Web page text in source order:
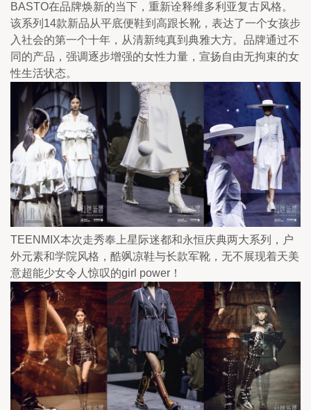
BASTO在品牌焕新的当下，重新诠释维多利亚复古风格。
该系列14款新品从平底便鞋到高跟长靴，表达了一个女孩步
入社会的第一个十年，从清新纯真到典雅大方。品牌通过不
同的产品，强调逐步增强的女性力量，宣扬自由无拘束的女
性生活状态。
TEENMIX本次走秀奉上星际迷都和永恒庆典两大系列，户
外元素和学院风格，酷飒凉鞋与长款军靴，无不展现着天美
意超能少女令人惊叹的girl power！